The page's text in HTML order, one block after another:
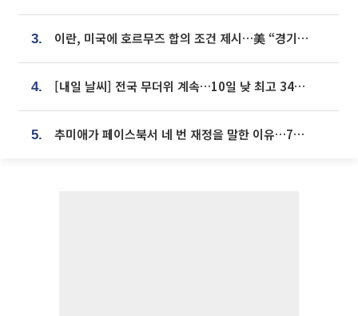
3. 이란, 미국에 호르무즈 합의 조건 제시…美 “경기 아직 안 끝나” [종합]
4. [내일 날씨] 전국 무더위 계속…10일 낮 최고 34도 육박
5. 추미애가 페이스북서 네 번 재정을 말한 이유…7700억 추경 열쇠는 도의회에